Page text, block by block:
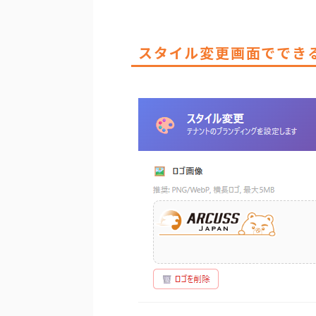
スタイル変更画面ででき